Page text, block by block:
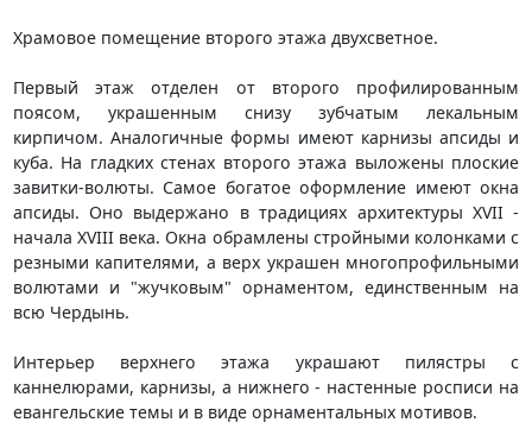
Храмовое помещение второго этажа двухсветное.
Первый этаж отделен от второго профилированным
поясом, украшенным снизу зубчатым лекальным
кирпичом. Аналогичные формы имеют карнизы апсиды и
куба. На гладких стенах второго этажа выложены плоские
завитки-волюты. Самое богатое оформление имеют окна
апсиды. Оно выдержано в традициях архитектуры XVII -
начала XVIII века. Окна обрамлены стройными колонками с
резными капителями, а верх украшен многопрофильными
волютами и "жучковым" орнаментом, единственным на
всю Чердынь.
Интерьер верхнего этажа украшают пилястры с
каннелюрами, карнизы, а нижнего - настенные росписи на
евангельские темы и в виде орнаментальных мотивов.